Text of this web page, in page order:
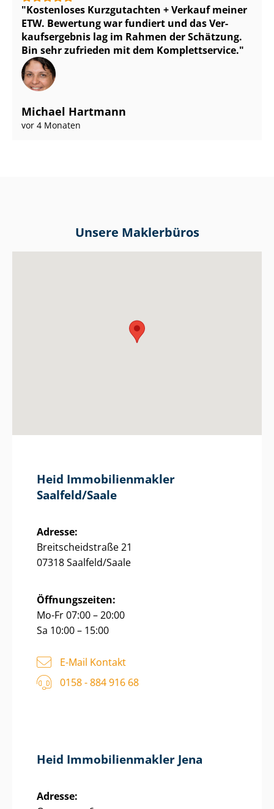
Kostenloses Kurzgutachten + Verkauf meiner
ETW. Bewertung war fundiert und das Ver­
kaufs­er­geb­nis lag im Rahmen der Schätzung.
Bin sehr zufrieden mit dem Komplettservice.
Michael Hartmann
vor 4 Monaten
Unsere Maklerbüros
Heid Im­mo­bi­li­en­mak­ler
Saalfeld/Saale
Adresse:
Breit­scheids­tra­ße 21
07318 Saalfeld/Saale
Öffnungszeiten:
Mo-Fr 07:00 – 20:00
Sa 10:00 – 15:00
E-Mail Kontakt
0158 - 884 916 68
Heid Im­mo­bi­li­en­mak­ler Jena
Adresse: